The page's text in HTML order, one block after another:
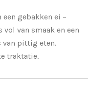
gebakken ei –
van smaak en een
van pittig eten.
traktatie.